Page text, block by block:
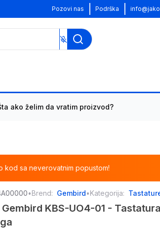
Pozovi nas Podrška
ako želim da vratim proizvod?
kod sa neverovatnim popustom!
•Brend: Gembird•Kategorija:
KBS-UO4-01 -